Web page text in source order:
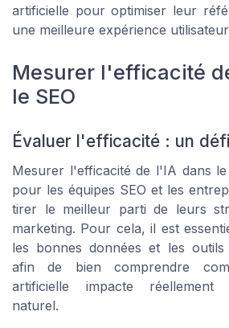
artificielle pour optimiser leur
une meilleure expérience
Mesurer l'efficacité
le SEO
Évaluer l'efficacité : un
Mesurer l'efficacité de l'IA dans
pour les équipes SEO et les
tirer le meilleur parti de leurs
marketing. Pour cela, il est
les bonnes données et les outils
afin de bien comprendre
artificielle impacte réellement
naturel.